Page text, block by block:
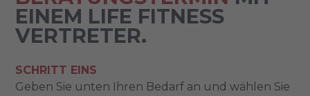
EINEM LIFE FITNESS
VERTRETER.
SCHRITT EINS
Geben Sie unten Ihren Bedarf an und wählen Sie